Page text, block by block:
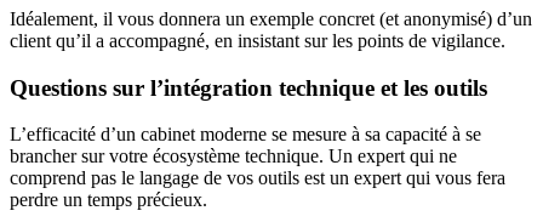
Idéalement, il vous donnera un exemple concret (et anonymisé) d’un
client qu’il a accompagné, en insistant sur les points de vigilance.
Questions sur l’intégration technique et les outils
L’efficacité d’un cabinet moderne se mesure à sa capacité à se
brancher sur votre écosystème technique. Un expert qui ne
comprend pas le langage de vos outils est un expert qui vous fera
perdre un temps précieux.